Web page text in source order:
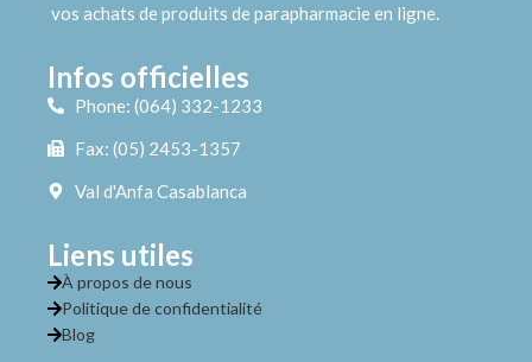
vos achats de produits de parapharmacie en ligne.
Infos officielles
Phone: (064) 332-1233
Fax: (05) 2453-1357
Val d'Anfa Casablanca
Liens utiles
À propos de nous
Politique de confidentialité
Blog